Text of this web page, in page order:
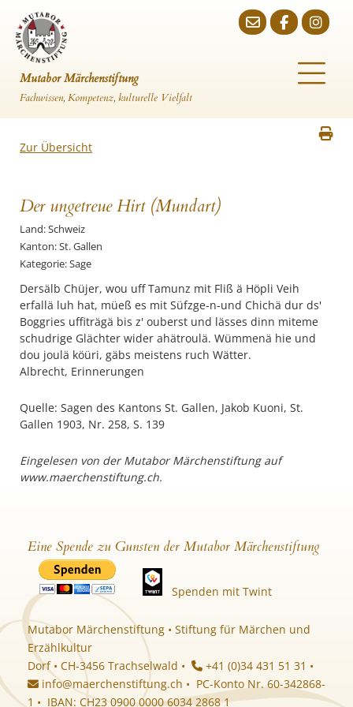
Mutabor Märchenstiftung
Fachwissen, Kompetenz, kulturelle Vielfalt
Zur Übersicht
Der ungetreue Hirt (Mundart)
Land: Schweiz
Kanton: St. Gallen
Kategorie: Sage
Dersälb Chüjer, wou uff Tamunz mit Fliß ä Höpli Veih
erfallä luh hat, müeß es mit Süfzge-n-und Chichä dur ds'
Boggries uffiträgä bis z' ouberst und lässes dinn miteme
schudrige Glächter wider ahätroulä. Wümmenä hie und
dou joulä köüri, gäbs meistens ruch Wätter.
Albrecht, Erinnerungen
Quelle: Sagen des Kantons St. Gallen, Jakob Kuoni, St.
Gallen 1903, Nr. 258, S. 139
Eingelesen von der Mutabor Märchenstiftung auf
www.maerchenstiftung.ch.
Eine Spende zu Gunsten der Mutabor Märchenstiftung
Spenden mit Twint
Mutabor Märchenstiftung • Stiftung für Märchen und
Erzählkultur
Dorf • CH-3456 Trachselwald •
+41 (0)34 431 51 31 •
info@maerchenstiftung.ch • PC-Konto Nr. 60-342868-
1 • IBAN: CH23 0900 0000 6034 2868 1